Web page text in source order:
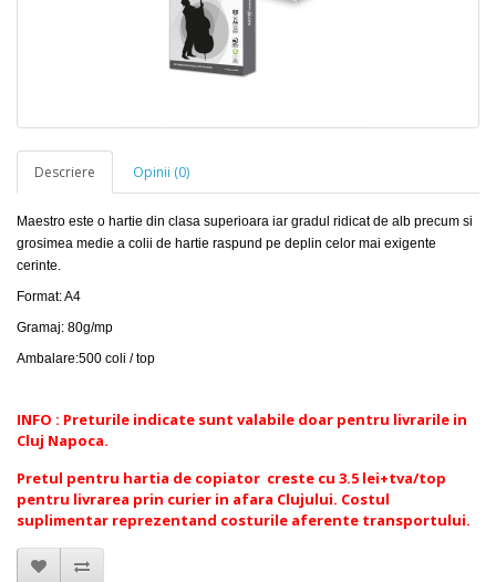
Descriere Opinii (0)
Maestro este o hartie din clasa superioara iar gradul ridicat de alb precum si
grosimea medie a colii de hartie raspund pe deplin celor mai exigente
cerinte.
Format: A4
Gramaj: 80g/mp
Ambalare:500 coli / top
INFO : Preturile indicate sunt valabile doar pentru livrarile in
Cluj Napoca.
Pretul pentru hartia de copiator creste cu 3.5 lei+tva/top
pentru livrarea prin curier in afara Clujului. Costul
suplimentar reprezentand costurile aferente transportului.